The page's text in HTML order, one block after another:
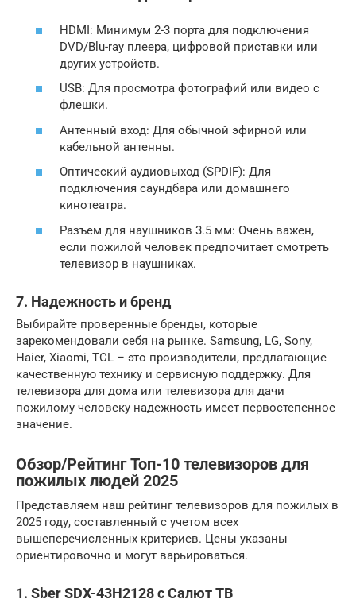
HDMI: Минимум 2-3 порта для подключения
DVD/Blu-ray плеера, цифровой приставки или
других устройств.
USB: Для просмотра фотографий или видео с
флешки.
Антенный вход: Для обычной эфирной или
кабельной антенны.
Оптический аудиовыход (SPDIF): Для
подключения саундбара или домашнего
кинотеатра.
Разъем для наушников 3.5 мм: Очень важен,
если пожилой человек предпочитает смотреть
телевизор в наушниках.
7. Надежность и бренд
Выбирайте проверенные бренды, которые
зарекомендовали себя на рынке. Samsung, LG, Sony,
Haier, Xiaomi, TCL – это производители, предлагающие
качественную технику и сервисную поддержку. Для
телевизора для дома или телевизора для дачи
пожилому человеку надежность имеет первостепенное
значение.
Обзор/Рейтинг Топ-10 телевизоров для
пожилых людей 2025
Представляем наш рейтинг телевизоров для пожилых в
2025 году, составленный с учетом всех
вышеперечисленных критериев. Цены указаны
ориентировочно и могут варьироваться.
1. Sber SDX-43H2128 с Салют ТВ